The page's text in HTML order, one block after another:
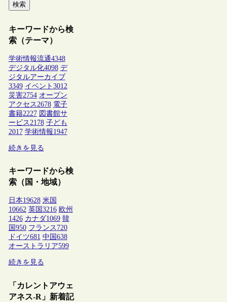
検索
キーワードから検
索（テーマ）
学術情報流通4348
デジタル化4098 デ
ジタルアーカイブ
3349 イベント 3012
災害2754 オープン
アクセス 2678 電子
書籍2227 図書館サ
ービス 2178 子ども
2017 学術情報1947
続きを見る
キーワードから検
索（国・地域）
日本19628 米国
10662 英国 3216 欧州
1426 カナダ1069 韓
国 950 フランス 720
ドイツ681 中国 638
オーストラリア599
続きを見る
「カレントアウェ
アネス-R」新着記